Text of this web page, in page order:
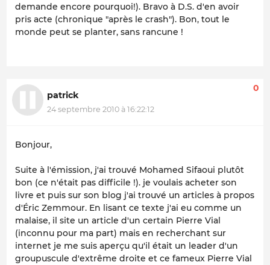
demande encore pourquoi!). Bravo à D.S. d'en avoir
pris acte (chronique "après le crash"). Bon, tout le
monde peut se planter, sans rancune !
patrick
24 septembre 2010 à 16:22:12
0
Bonjour,
Suite à l'émission, j'ai trouvé Mohamed Sifaoui plutôt
bon (ce n'était pas difficile !). je voulais acheter son
livre et puis sur son blog j'ai trouvé un articles à propos
d'Éric Zemmour. En lisant ce texte j'ai eu comme un
malaise, il site un article d'un certain Pierre Vial
(inconnu pour ma part) mais en recherchant sur
internet je me suis aperçu qu'il était un leader d'un
groupuscule d'extrême droite et ce fameux Pierre Vial